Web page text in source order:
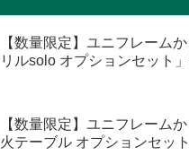
【数量限定】ユニフレーム
リルsolo オプションセット
【数量限定】ユニフレーム
火テーブル オプションセッ